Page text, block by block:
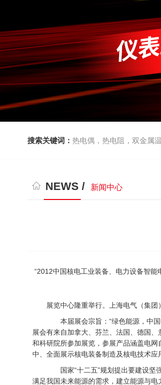
搜索关键词： 热电偶，热电阻，双金属
NEWS / 新闻中心
“2012中国核电工业装备、电力设备智
展览中心隆重举行。上海电气（集
本届展会宗旨：“绿色能源，中国
展会有来自加拿大、芬兰、法国、德国
和科研院所参加展览，参展产品涵盖电
中、全面展示核电装备制造及核电技术应
国家“十二五”规划提出要建设坚强
满足我国未来能源的需求，建立能源与